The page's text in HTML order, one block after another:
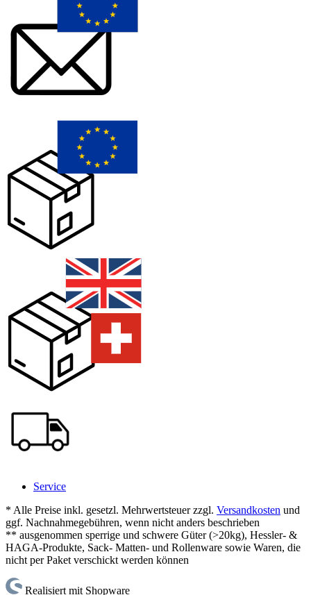
Service
* Alle Preise inkl. gesetzl. Mehrwertsteuer zzgl. Versandkosten und
ggf. Nachnahmegebühren, wenn nicht anders beschrieben
** ausgenommen sperrige und schwere Güter (>20kg), Hessler- &
HAGA-Produkte, Sack- Matten- und Rollenware sowie Waren, die
nicht per Paket verschickt werden können
Realisiert mit Shopware